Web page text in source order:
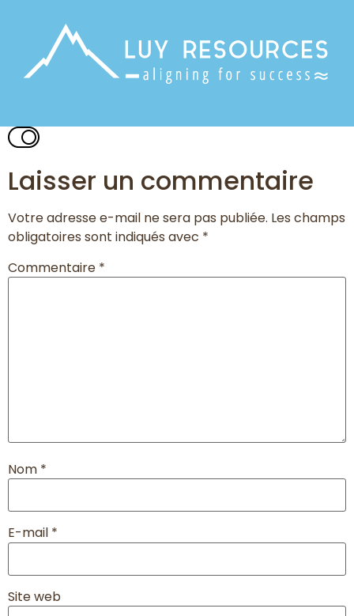
Laisser un commentaire
Votre adresse e-mail ne sera pas publiée. Les champs
obligatoires sont indiqués avec *
Commentaire *
Nom *
E-mail *
Site web